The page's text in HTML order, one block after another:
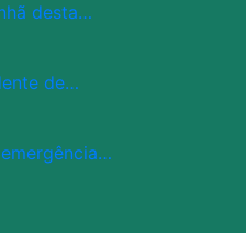
desta…
de…